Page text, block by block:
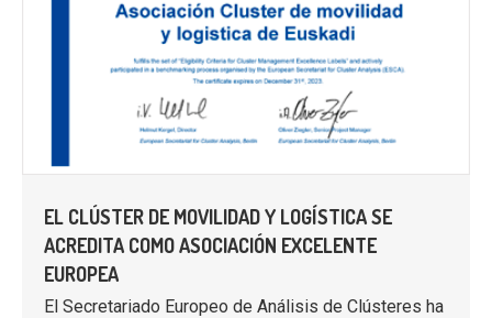
EL CLÚSTER DE MOVILIDAD Y LOGÍSTICA SE
ACREDITA COMO ASOCIACIÓN EXCELENTE
EUROPEA
El Secretariado Europeo de Análisis de Clústeres ha